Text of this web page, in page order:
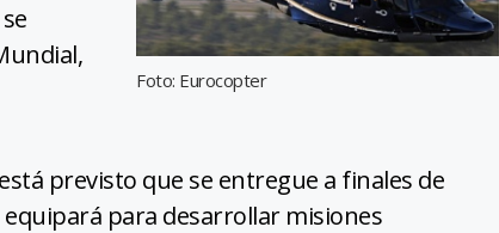
Foto: Eurocopter
previsto que se entregue a finales de
para desarrollar misiones